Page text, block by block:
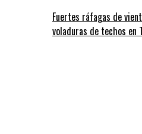
Fuertes ráfagas de
voladuras de techos en